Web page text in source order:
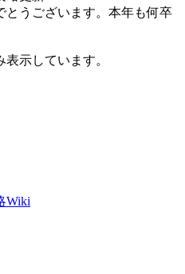
うございます。本年も何卒
示しています。
Wiki